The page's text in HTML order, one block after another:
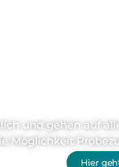
und gehen auf
Möglichkeit
Hier